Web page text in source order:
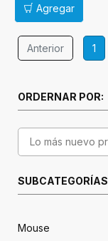
Agregar
Anterior 1
ORDERNAR POR:
SUBCATEGORÍAS
Mouse